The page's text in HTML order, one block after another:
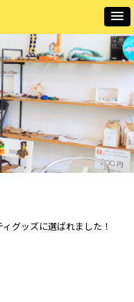
グッズに選ばれました！